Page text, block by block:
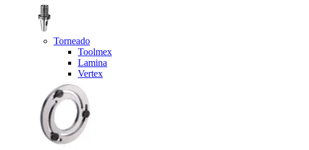
Torneado
Toolmex
Lamina
Vertex